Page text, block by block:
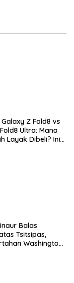
Z Fold8 vs
Ultra: Mana
Layak Dibeli? Ini
Balas
Tsitsipas,
Washington